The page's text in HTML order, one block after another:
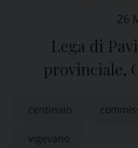
26
Lega di
provinciale,
centinaio
vigevano